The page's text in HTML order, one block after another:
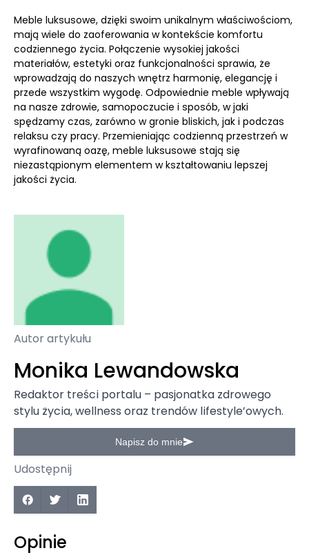
Meble luksusowe, dzięki swoim unikalnym właściwościom,
mają wiele do zaoferowania w kontekście komfortu
codziennego życia. Połączenie wysokiej jakości
materiałów, estetyki oraz funkcjonalności sprawia, że
wprowadzają do naszych wnętrz harmonię, elegancję i
przede wszystkim wygodę. Odpowiednie meble wpływają
na nasze zdrowie, samopoczucie i sposób, w jaki
spędzamy czas, zarówno w gronie bliskich, jak i podczas
relaksu czy pracy. Przemieniając codzienną przestrzeń w
wyrafinowaną oazę, meble luksusowe stają się
niezastąpionym elementem w kształtowaniu lepszej
jakości życia.
Autor artykułu
Monika Lewandowska
Redaktor treści portalu – pasjonatka zdrowego
stylu życia, wellness oraz trendów lifestyle’owych.
Napisz do mnie
Udostępnij
Opinie